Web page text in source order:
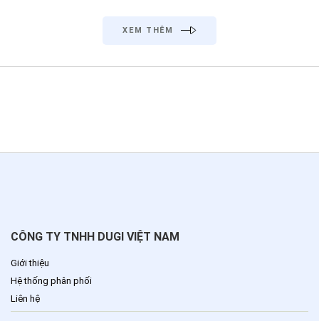
XEM THÊM
CÔNG TY TNHH DUGI VIỆT NAM
Giới thiệu
Hệ thống phân phối
Liên hệ